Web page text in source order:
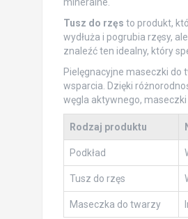
mineralne.
Tusz do rzęs to produkt,
wydłuża i pogrubia rzęsy,
znaleźć ten idealny, który
Pielęgnacyjne maseczki do
wsparcia. Dzięki
węgla aktywnego,
Rodzaj produktu
Podkład
Tusz do rzęs
Maseczka do twarzy